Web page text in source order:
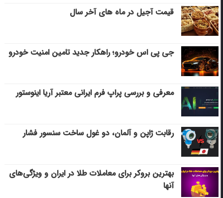
قیمت آجیل در ماه های آخر سال
جی پی اس خودرو؛ راهکار جدید تامین امنیت خودرو
معرفی و بررسی پراپ فرم ایرانی معتبر آریا اینوستور
رقابت ژاپن و آلمان، دو غول ساخت سنسور فشار
بهترین بروکر برای معاملات طلا در ایران و ویژگی‌های
آنها